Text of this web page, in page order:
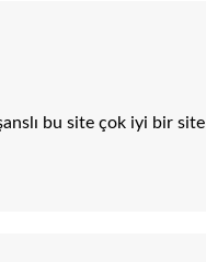
bu site çok iyi bir site